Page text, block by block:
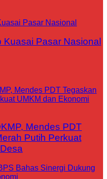
Pasar Nasional
Mendes PDT
Putih Perkuat